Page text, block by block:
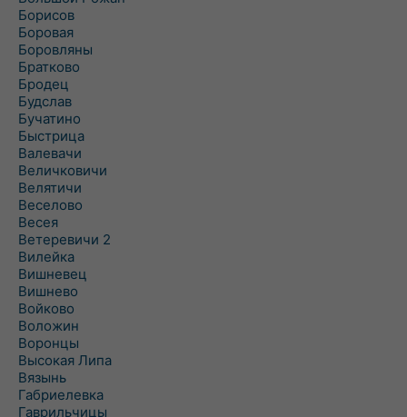
Борисов
Боровая
Боровляны
Братково
Бродец
Будслав
Бучатино
Быстрица
Валевачи
Величковичи
Велятичи
Веселово
Весея
Ветеревичи 2
Вилейка
Вишневец
Вишнево
Войково
Воложин
Воронцы
Высокая Липа
Вязынь
Габриелевка
Гаврильчицы